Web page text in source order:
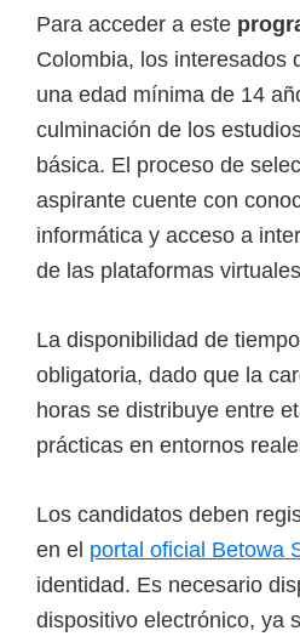
o
s
d
e
l
S
E
N
Para acceder a este
Colombia, los interesados
una edad mínima de 14
culminación de los
básica. El proceso de
aspirante cuente con
informática y acceso a
de las plataformas
La disponibilidad de
obligatoria, dado que la
horas se distribuye entre
prácticas en entornos
Los candidatos deben
en el portal oficial Betowa
identidad. Es necesario
dispositivo electrónico, ya